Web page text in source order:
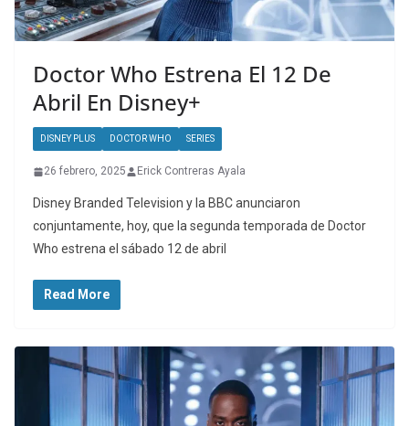
Doctor Who Estrena El 12 De
Abril En Disney+
DISNEY PLUS DOCTOR WHO SERIES
26 febrero, 2025 Erick Contreras Ayala
Disney Branded Television y la BBC anunciaron
conjuntamente, hoy, que la segunda temporada de Doctor
Who estrena el sábado 12 de abril
Read More